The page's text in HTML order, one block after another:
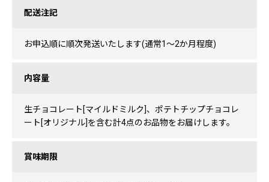
配送注記
お申込順に順次発送いたします(通常1〜2か月程度)
内容量
生チョコレート[マイルドミルク]、ポテトチップチョコレ
ート[オリジナル]を含む計4点のお品物をお届けします。
賞味期限